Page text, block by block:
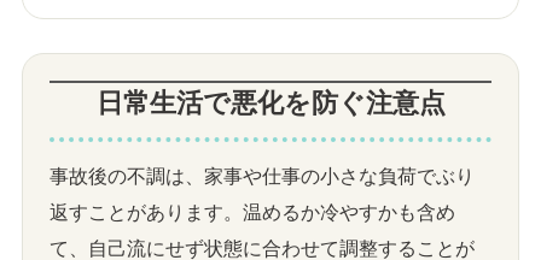
日常生活で悪化を防ぐ注意点
事故後の不調は、家事や仕事の小さな負荷でぶり
返すことがあります。温めるか冷やすかも含め
て、自己流にせず状態に合わせて調整することが